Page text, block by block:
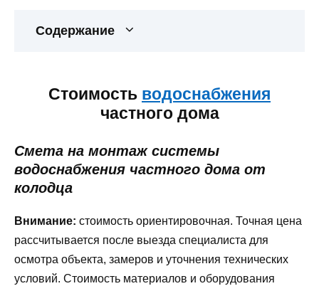
Содержание
Стоимость водоснабжения
частного дома
Смета на монтаж системы
водоснабжения частного дома от
колодца
Внимание: стоимость ориентировочная. Точная цена
рассчитывается после выезда специалиста для
осмотра объекта, замеров и уточнения технических
условий. Стоимость материалов и оборудования